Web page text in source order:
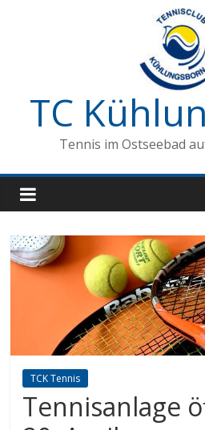
TC
Tennis im Ostseebad
TCK Tennis
Tennisanlage